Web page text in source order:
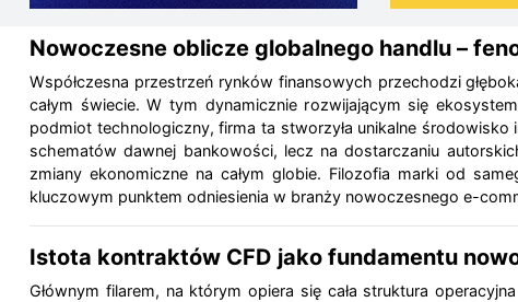
Nowoczesne oblicze globalnego handlu –
Współczesna przestrzeń rynków finansowych przechodzi
całym świecie. W tym dynamicznie rozwijającym się
podmiot technologiczny, firma ta stworzyła unikalne
schematów dawnej bankowości, lecz na dostarczaniu
zmiany ekonomiczne na całym globie. Filozofia marki od
kluczowym punktem odniesienia w branży nowoczesnego e-
Istota kontraktów CFD jako fundamentu
Głównym filarem, na którym opiera się cała struktura